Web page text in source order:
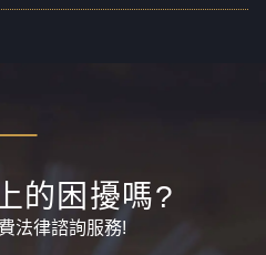
的困擾嗎?
法律諮詢服務!